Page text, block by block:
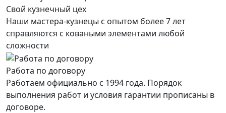
Свой кузнечный цех
Наши мастера-кузнецы с опытом более 7 лет
справляются с коваными элементами любой
сложности
Работа по договору
Работаем официально с 1994 года. Порядок
выполнения работ и условия гарантии прописаны в
договоре.